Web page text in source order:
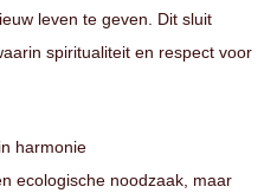
leven te geven. Dit sluit
spiritualiteit en respect voor
harmonie
ecologische noodzaak, maar